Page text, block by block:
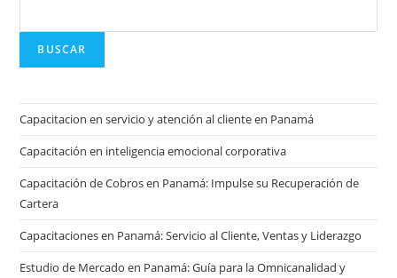
BUSCAR
Capacitacion en servicio y atención al cliente en Panamá
Capacitación en inteligencia emocional corporativa
Capacitación de Cobros en Panamá: Impulse su Recuperación de
Cartera
Capacitaciones en Panamá: Servicio al Cliente, Ventas y Liderazgo
Estudio de Mercado en Panamá: Guía para la Omnicanalidad y